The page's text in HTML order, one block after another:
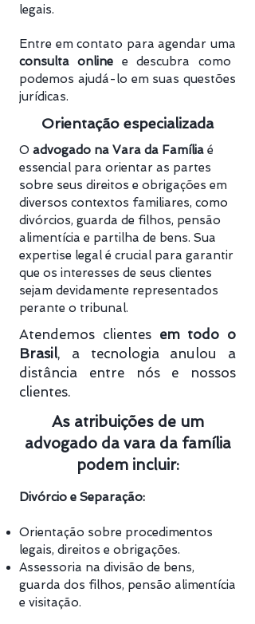
legais.
Entre em contato para agendar uma
consulta online e descubra como
podemos ajudá-lo em suas questões
jurídicas.
Orientação especializada
O advogado na Vara da Família é
essencial para orientar as partes
sobre seus direitos e obrigações em
diversos contextos familiares, como
divórcios, guarda de filhos, pensão
alimentícia e partilha de bens. Sua
expertise legal é crucial para garantir
que os interesses de seus clientes
sejam devidamente representados
perante o tribunal.
Atendemos clientes em todo o
Brasil, a tecnologia anulou a
distância entre nós e nossos
clientes.
As atribuições de um
advogado da vara da família
podem incluir:
Divórcio e Separação:
Orientação sobre procedimentos
legais, direitos e obrigações.
Assessoria na divisão de bens,
guarda dos filhos, pensão alimentícia
e visitação.